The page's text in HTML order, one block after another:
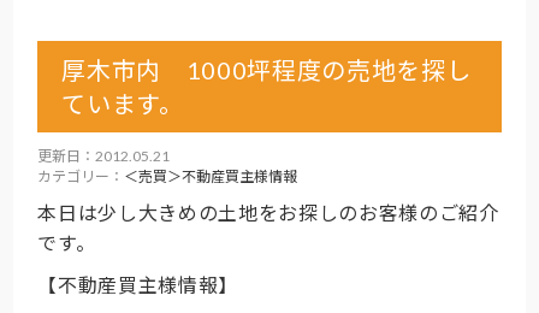
厚木市内 1000坪程度の売地を探し
ています。
更新日：2012.05.21
カテゴリー： ＜売買＞不動産買主様情報
本日は少し大きめの土地をお探しのお客様のご紹介
です。
【不動産買主様情報】